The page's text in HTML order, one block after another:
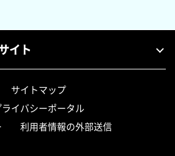
イト
サイトマップ
ライバシーポータル
利用者情報の外部送信